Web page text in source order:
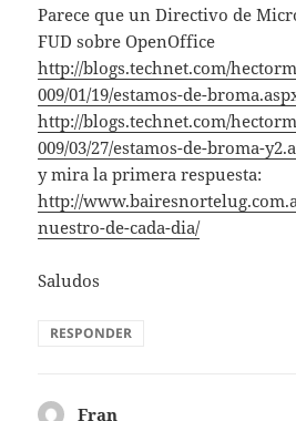
Parece que un Directivo de
FUD sobre OpenOffice
http://blogs.technet.com/
009/01/19/estamos-de-
http://blogs.technet.com/
009/03/27/estamos-de-broma-
y mira la primera respuesta:
http://
nuestro-de-cada-dia/
Saludos
RESPONDER
Fran